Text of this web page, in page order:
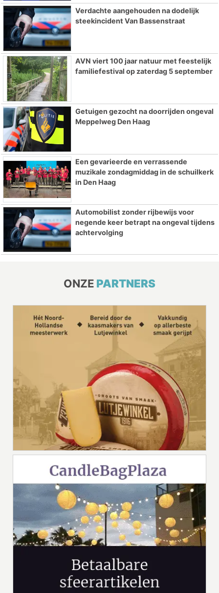
Verdachte aangehouden na dodelijk
steekincident Van Bassenstraat
AVN viert 100 jaar natuur met feestelijk
familiefestival op zaterdag 5 september
Getuigen gezocht na doorrijden ongeval
Meppelweg Den Haag
Een gevarieerde en verrassende
muzikale zondagmiddag in de schuilkerk
in Den Haag
Automobilist zonder rijbewijs voor
negende keer betrapt na ongeval tijdens
achtervolging
ONZE PARTNERS